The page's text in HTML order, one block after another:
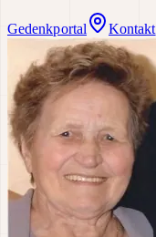
Gedenkportal Kontakt